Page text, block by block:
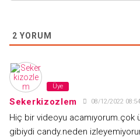
2 YORUM
Üye
Sekerkizozlem 08/12/2022 08:54
Hiç bir videoyu acamıyorum.çok
gibiydi candy.neden